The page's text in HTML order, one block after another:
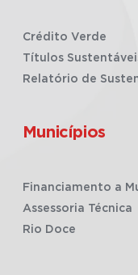
Crédito Verde
Títulos
Relatório de
Municípios
Financiamento a
Assessoria Técnica
Rio Doce